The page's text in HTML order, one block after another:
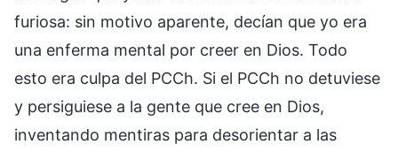
furiosa: sin motivo aparente, decían que yo era
una enferma mental por creer en Dios. Todo
esto era culpa del PCCh. Si el PCCh no detuviese
y persiguiese a la gente que cree en Dios,
inventando mentiras para desorientar a las